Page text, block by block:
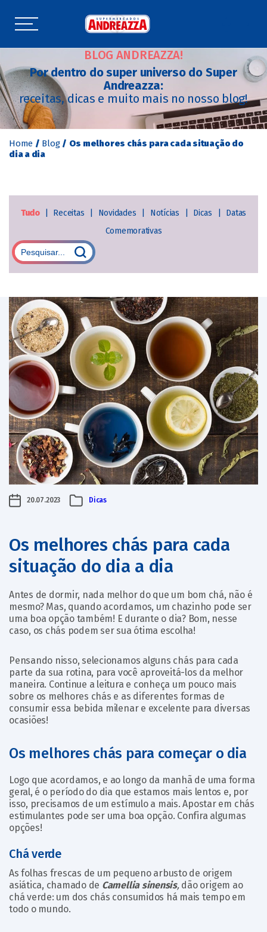
BLOG ANDREAZZA!
Por dentro do super universo do Super
Andreazza:
receitas, dicas e muito mais no nosso blog!
Home / Blog / Os melhores chás para cada situação do
dia a dia
Tudo Receitas Novidades Notícias Dicas
Datas
Comemorativas
20.07.2023 Dicas
Os melhores chás para cada
situação do dia a dia
Antes de dormir, nada melhor do que um bom chá, não é
mesmo? Mas, quando acordamos, um chazinho pode ser
uma boa opção também! E durante o dia? Bom, nesse
caso, os chás podem ser sua ótima escolha!
Pensando nisso, selecionamos alguns chás para cada
parte da sua rotina, para você aproveitá-los da melhor
maneira. Continue a leitura e conheça um pouco mais
sobre os melhores chás e as diferentes formas de
consumir essa bebida milenar e excelente para diversas
ocasiões!
Os melhores chás para começar o dia
Logo que acordamos, e ao longo da manhã de uma forma
geral, é o período do dia que estamos mais lentos e, por
isso, precisamos de um estímulo a mais. Apostar em chás
estimulantes pode ser uma boa opção. Confira algumas
opções!
Chá verde
As folhas frescas de um pequeno arbusto de origem
asiática, chamado de Camellia sinensis, dão origem ao
chá verde: um dos chás consumidos há mais tempo em
todo o mundo.